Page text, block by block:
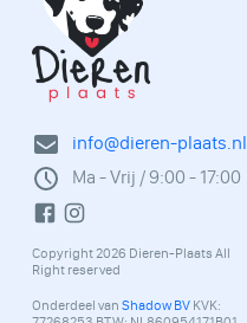
info@dieren-plaats.nl
Ma - Vrij / 9:00 - 17:00
Copyright 2026 Dieren-Plaats All
Right reserved
Onderdeel van Shadow BV KVK: